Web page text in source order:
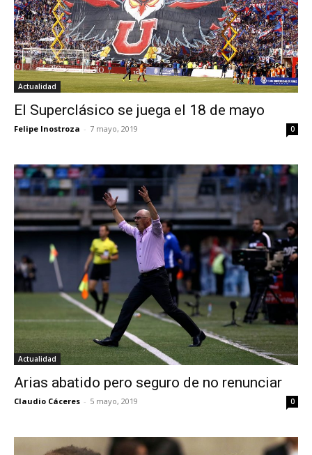
Actualidad
El Superclásico se juega el 18 de mayo
Felipe Inostroza - 7 mayo, 2019 0
Actualidad
Arias abatido pero seguro de no renunciar
Claudio Cáceres - 5 mayo, 2019 0